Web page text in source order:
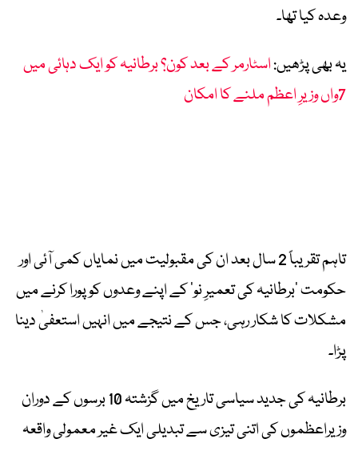
وعدہ کیا تھا۔
یہ بھی پڑھیں:اسٹارمر کے بعد کون؟ برطانیہ کو ایک دہائی میں
7واں وزیرِ اعظم ملنے کا امکان
تاہم تقریباً 2 سال بعد ان کی مقبولیت میں نمایاں کمی آئی اور
حکومت ’برطانیہ کی تعمیرِ نو‘ کے اپنے وعدوں کو پورا کرنے میں
مشکلات کا شکار رہی، جس کے نتیجے میں انہیں استعفیٰ دینا
پڑا۔
برطانیہ کی جدید سیاسی تاریخ میں گزشتہ 10 برسوں کے دوران
وزیراعظموں کی اتنی تیزی سے تبدیلی ایک غیر معمولی واقعہ